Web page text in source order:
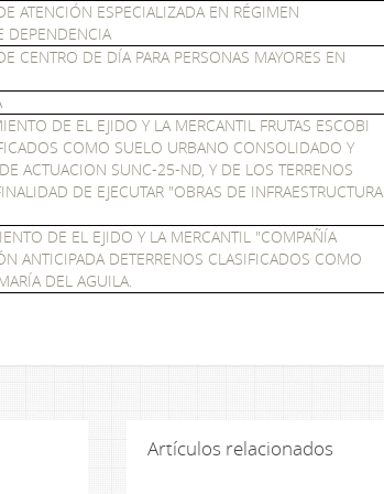
ATENCIÓN ESPECIALIZADA EN RÉGIMEN
DEPENDENCIA
CENTRO DE DÍA PARA PERSONAS MAYORES EN
DE EL EJIDO Y LA MERCANTIL FRUTAS ESCOBI
COMO SUELO URBANO CONSOLIDADO Y
ACTUACION SUNC-25-ND, Y DE LOS TERRENOS
DE EJECUTAR "OBRAS DE INFRAESTRUCTURA
DE EL EJIDO Y LA MERCANTIL "COMPAÑÍA
ANTICIPADA DETERRENOS CLASIFICADOS COMO
DEL AGUILA.
Artículos relacionados